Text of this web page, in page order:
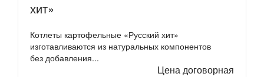
хит»
Котлеты картофельные «Русский хит»
изготавливаются из натуральных компонентов
без добавления...
Цена договорная